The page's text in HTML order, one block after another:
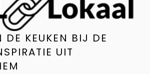
DE KEUKEN BIJ DE
UIT